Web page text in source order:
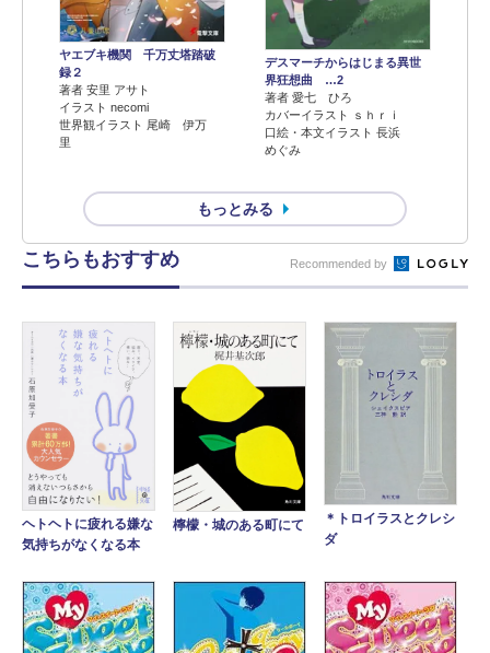
ヤエブキ機関 千万丈塔踏破
録２
著者 安里 アサト
イラスト necomi
世界観イラスト 尾崎 伊万
里
デスマーチからはじまる異世
界狂想曲 …2
著者 愛七 ひろ
カバーイラスト ｓｈｒｉ
口絵・本文イラスト 長浜
めぐみ
もっとみる
こちらもおすすめ Recommended by
ヘトヘトに疲れる嫌な
気持ちがなくなる本
檸檬・城のある町にて
＊トロイラスとクレシ
ダ